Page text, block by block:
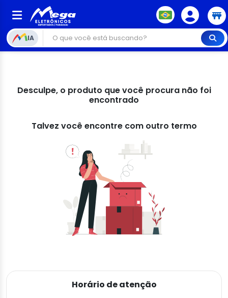
IA
Desculpe, o produto que você procura não foi
encontrado
Talvez você encontre com outro termo
Horário de atenção